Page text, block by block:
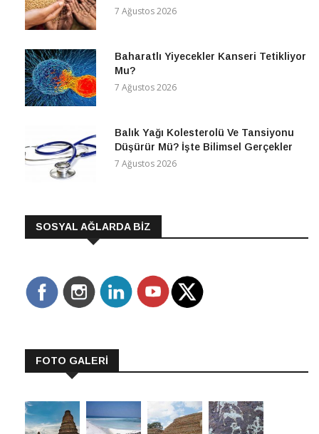
7 Ağustos 2026
Baharatlı Yiyecekler Kanseri Tetikliyor
Mu?
7 Ağustos 2026
Balık Yağı Kolesterolü Ve Tansiyonu
Düşürür Mü? İşte Bilimsel Gerçekler
7 Ağustos 2026
SOSYAL AĞLARDA BİZ
FOTO GALERİ